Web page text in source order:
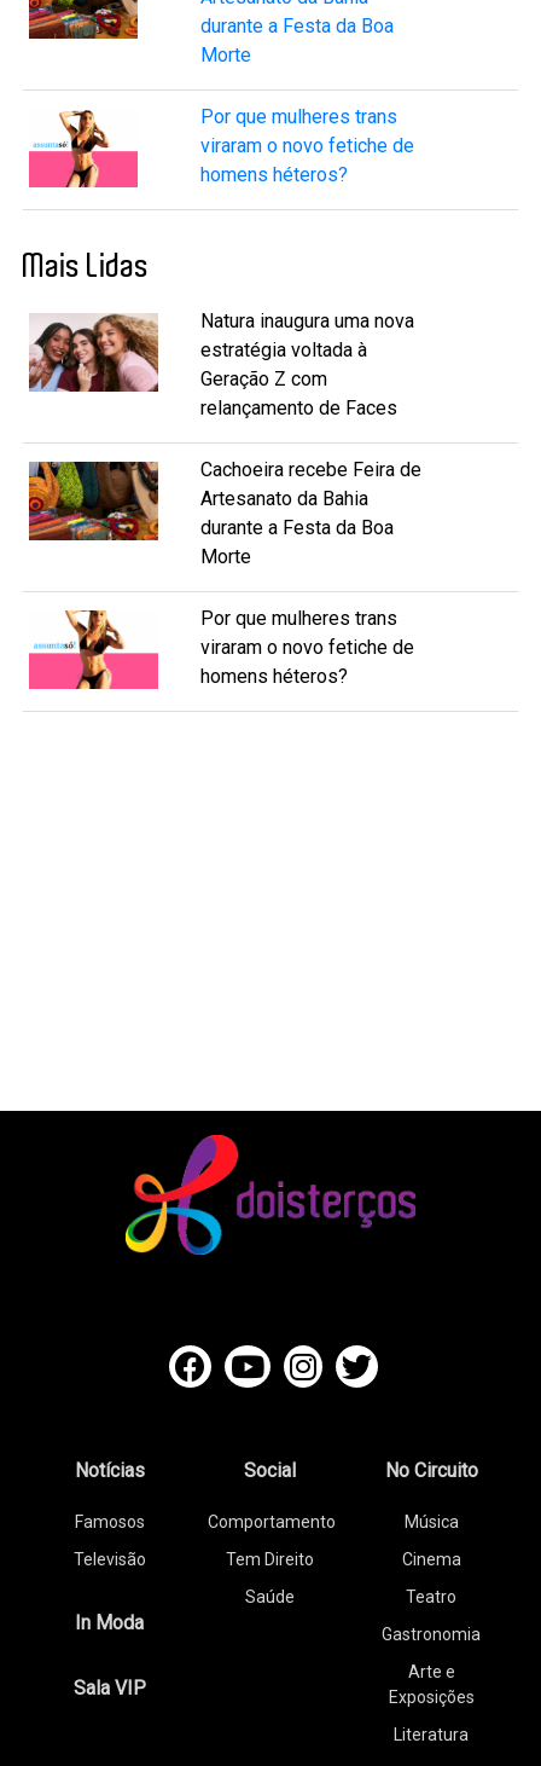
durante a Festa da Boa
Morte
Por que mulheres trans
viraram o novo fetiche de
homens héteros?
Mais Lidas
Natura inaugura uma nova
estratégia voltada à
Geração Z com
relançamento de Faces
Cachoeira recebe Feira de
Artesanato da Bahia
durante a Festa da Boa
Morte
Por que mulheres trans
viraram o novo fetiche de
homens héteros?
Notícias
Famosos
Televisão
In Moda
Sala VIP
Social
Comportamento
Tem Direito
Saúde
No Circuito
Música
Cinema
Teatro
Gastronomia
Arte e
Exposições
Literatura